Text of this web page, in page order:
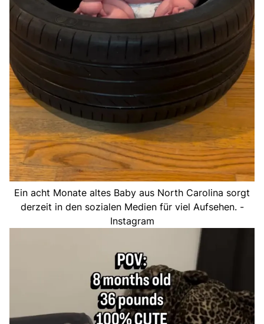
Ein acht Monate altes Baby aus North Carolina sorgt
derzeit in den sozialen Medien für viel Aufsehen. -
Instagram